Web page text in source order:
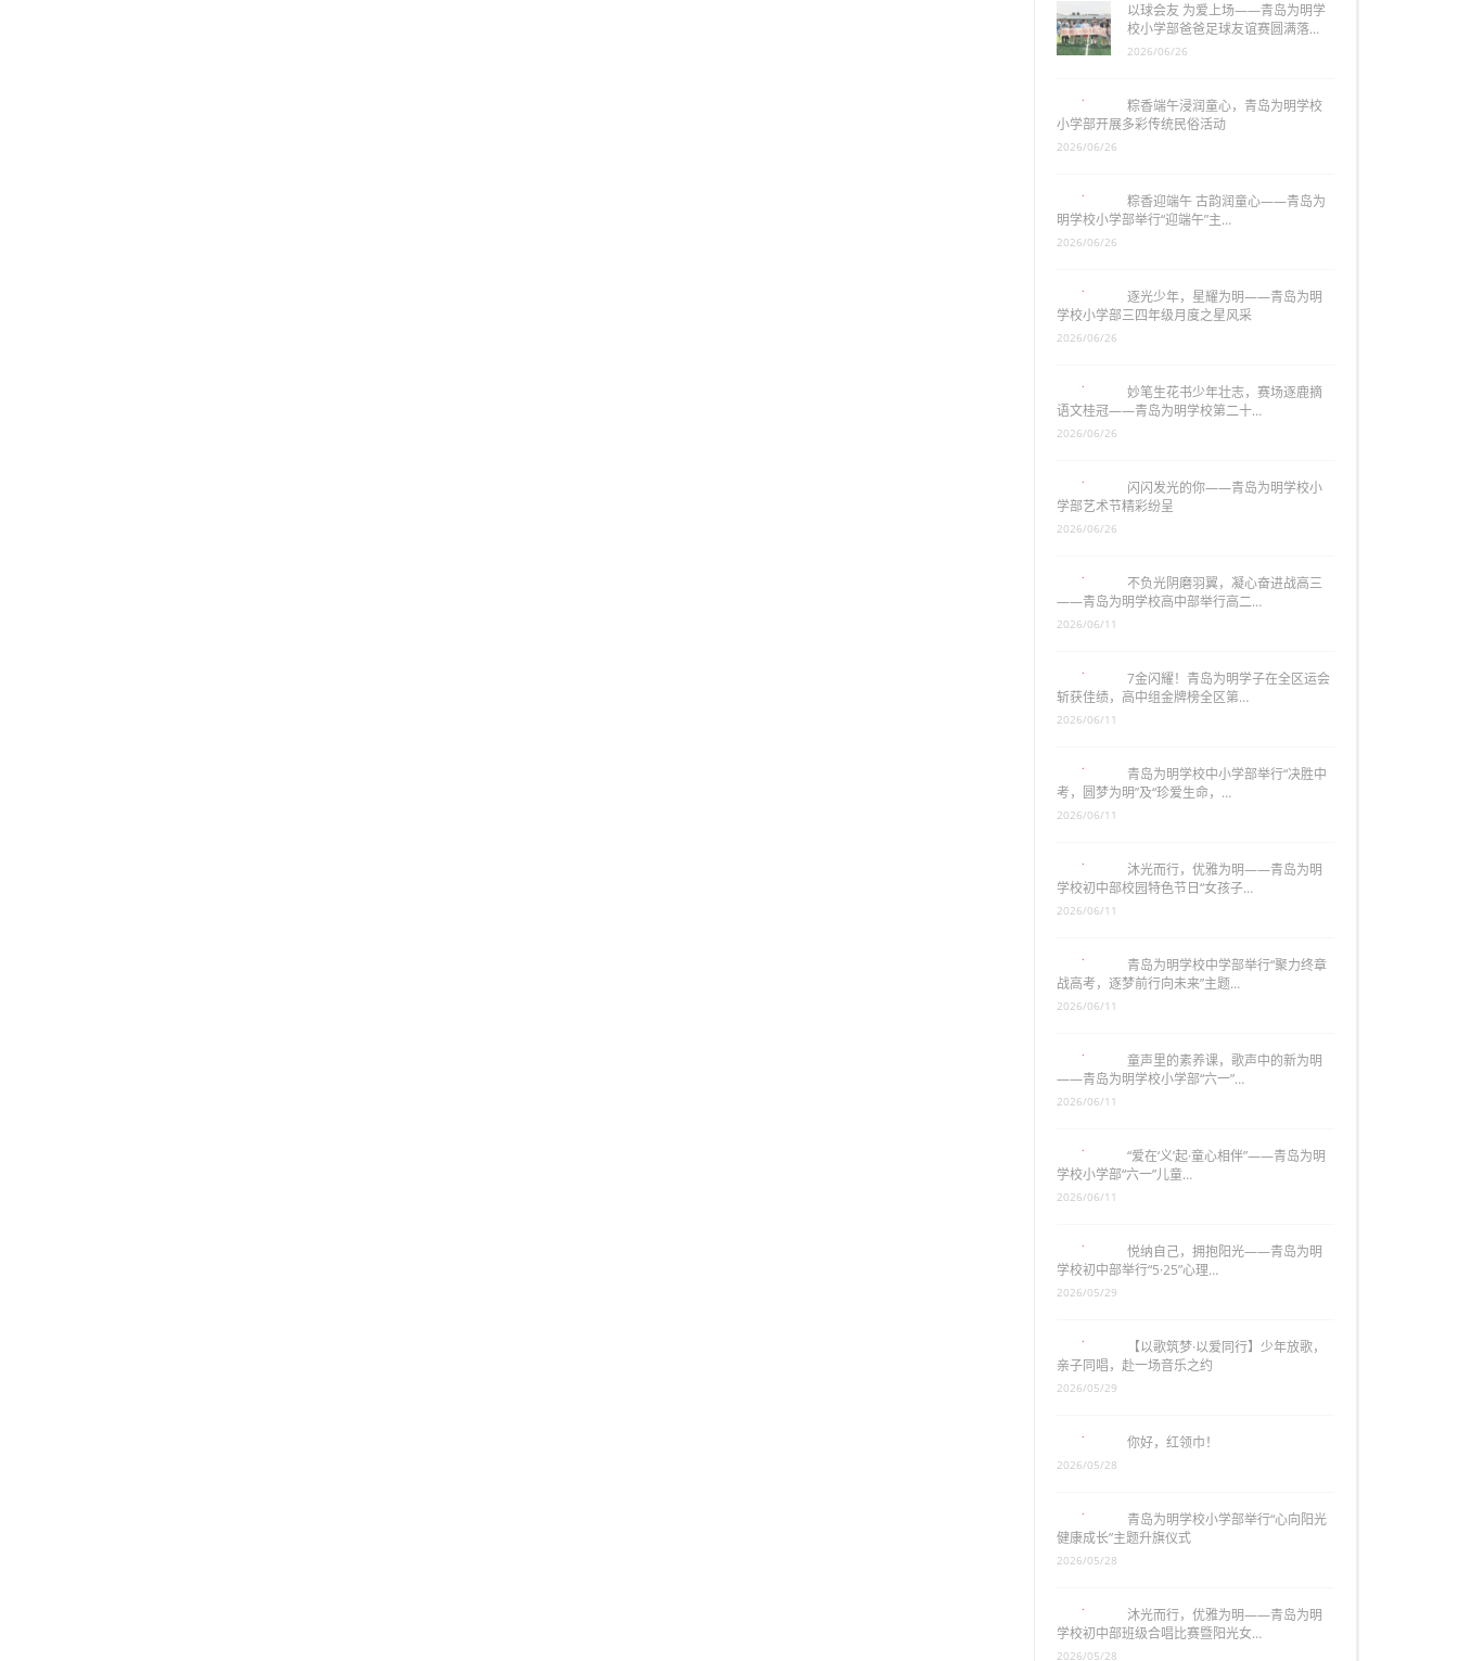
以球会友 为爱上场——青岛为明学
校小学部爸爸足球友谊赛圆满落…
2026/06/26
粽香端午浸润童心，青岛为明学校
小学部开展多彩传统民俗活动
粽香迎端午 古韵润童心——青岛为
明学校小学部举行“迎端午”主…
逐光少年，星耀为明——青岛为明
学校小学部三四年级月度之星风采
妙笔生花书少年壮志，赛场逐鹿摘
语文桂冠——青岛为明学校第二十…
闪闪发光的你——青岛为明学校小
学部艺术节精彩纷呈
不负光阴磨羽翼，凝心奋进战高三
——青岛为明学校高中部举行高二…
7金闪耀！青岛为明学子在全区运会
斩获佳绩，高中组金牌榜全区第…
青岛为明学校中小学部举行“决胜中
考，圆梦为明”及“珍爱生命，…
沐光而行，优雅为明——青岛为明
学校初中部校园特色节日“女孩子…
青岛为明学校中学部举行“聚力终章
战高考，逐梦前行向未来”主题…
童声里的素养课，歌声中的新为明
——青岛为明学校小学部“六一”…
“爱在‘义’起·童心相伴”——青岛为明
学校小学部“六一”儿童…
悦纳自己，拥抱阳光——青岛为明
学校初中部举行“5·25”心理…
2026/05/29
【以歌筑梦·以爱同行】少年放歌，
亲子同唱，赴一场音乐之约
你好，红领巾！
青岛为明学校小学部举行“心向阳光
健康成长”主题升旗仪式
沐光而行，优雅为明——青岛为明
学校初中部班级合唱比赛暨阳光女…